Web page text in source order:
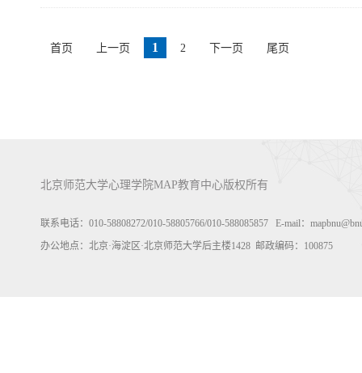
首页 上一页 1 2 下一页 尾页
北京师范大学心理学院MAP教育中心版权所有
联系电话：010-58808272/010-58805766/010-588085857 E-mail：
办公地点：北京·海淀区·北京师范大学后主楼1428 邮政编码：100875